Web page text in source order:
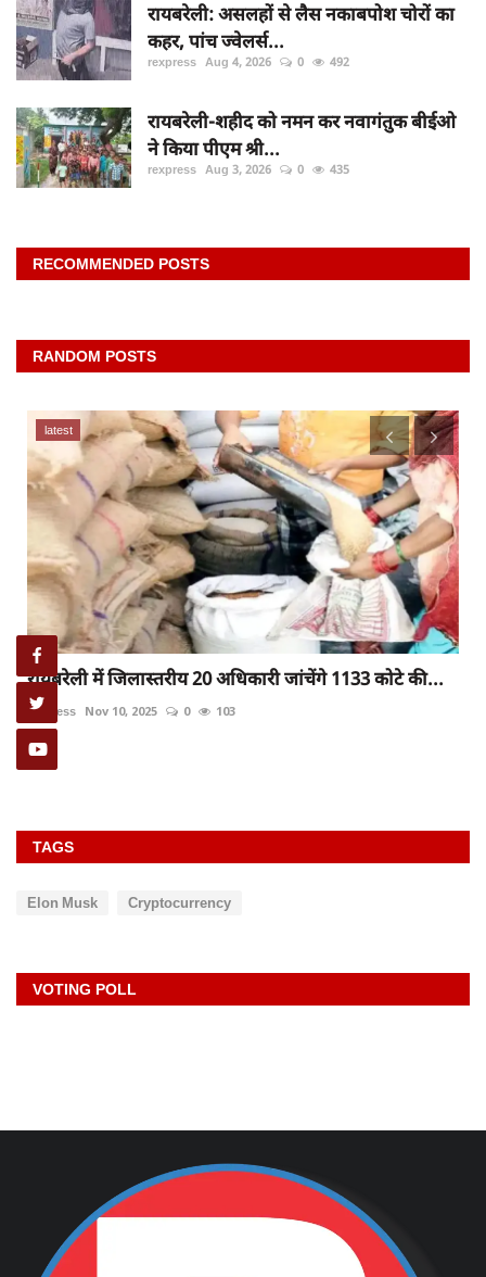
रायबरेली: असलहों से लैस नकाबपोश चोरों का
कहर, पांच ज्वेलर्स...
rexpress Aug 4, 2026 0 492
रायबरेली-शहीद को नमन कर नवागंतुक बीईओ
ने किया पीएम श्री...
rexpress Aug 3, 2026 0 435
RECOMMENDED POSTS
RANDOM POSTS
latest
रायबरेली में जिलास्तरीय 20 अधिकारी जांचेंगे 1133 कोटे की...
rexpress Nov 10, 2025 0 103
TAGS
Elon Musk Cryptocurrency
VOTING POLL